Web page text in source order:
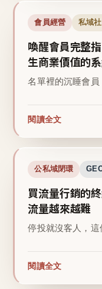
會員經營 私域
喚醒會員完整
生商業價值的
名單裡的沉睡會員
閱讀全文
公私域閉環
買流量行銷的
流量越來越難
停投就沒客人，這
閱讀全文